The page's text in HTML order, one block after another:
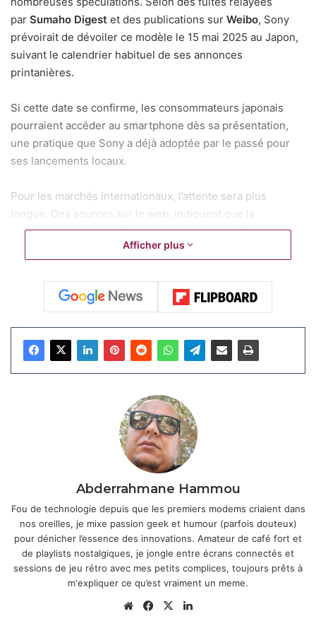
par Sumaho Digest et des publications sur Weibo, Sony
prévoirait de dévoiler ce modèle le 15 mai 2025 au Japon,
suivant le calendrier habituel de ses annonces
printanières.
Si cette date se confirme, les consommateurs japonais
pourraient accéder au smartphone dès sa présentation,
une pratique que Sony a déjà adoptée par le passé pour
ses lancements locaux.
Pour les marchés internationaux, l’attente sera plus
longue. Des sources sur le web, indiquent que la
commercialisation en Europe, en Asie du Sud-Est et dans
d’autres régions ne débuterait qu’au troisième trimestre
avec les stratégies récentes deSony, qui privilégie
souvent son marché domestique avant une expansion
disponibilité aux États-Unis, bien que le dépôt d’un modèle
auprès de la FCC laisse espérer une sortie limitée.
Sony déploie une nouvelle mise à jour
PS5
24 octobre 2025
Sony révise la PS5 Slim : moins
d’espace de stockage, même prix, et
des ajustements discrets
2 octobre 2025
Côté caractéristiques, les rumeurs évoquent
, un écran OLED 6,5 pouces avec un
Afficher plus
Abderrahmane Hammou
Fou de technologie depuis que les premiers modems criaient dans
nos oreilles, je mixe passion geek et humour (parfois douteux)
pour dénicher l’essence des innovations. Amateur de café fort et
de playlists nostalgiques, je jongle entre écrans connectés et
sessions de jeu rétro avec mes petits complices, toujours prêts à
m'expliquer ce qu’est vraiment un meme.
WebsiteFacebook
X